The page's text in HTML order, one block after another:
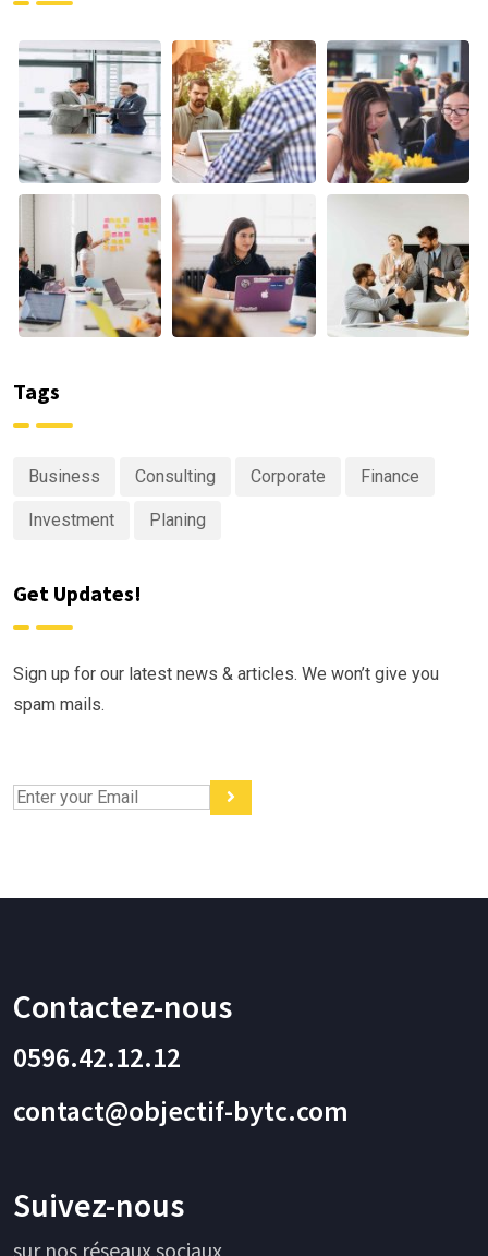
Tags
Business Consulting Corporate Finance
Investment Planing
Get Updates!
Sign up for our latest news & articles. We won’t give you
spam mails.
Contactez-nous
0596.42.12.12
contact@objectif-bytc.com
Suivez-nous
sur nos réseaux sociaux